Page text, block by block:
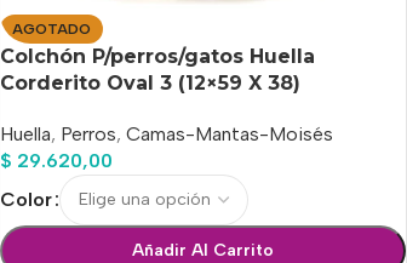
AGOTADO
Colchón P/perros/gatos Huella
Corderito Oval 3 (12×59 X 38)
Huella, Perros, Camas-Mantas-Moisés
$ 29.620,00
Color
Añadir Al Carrito